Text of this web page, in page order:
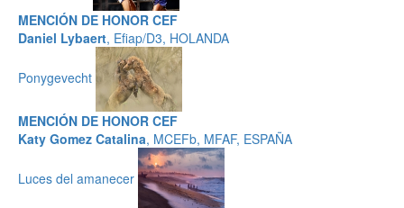
MENCIÓN DE HONOR CEF
Daniel Lybaert, Efiap/D3, HOLANDA
Ponygevecht
MENCIÓN DE HONOR CEF
Katy Gomez Catalina, MCEFb, MFAF, ESPAÑA
Luces del amanecer